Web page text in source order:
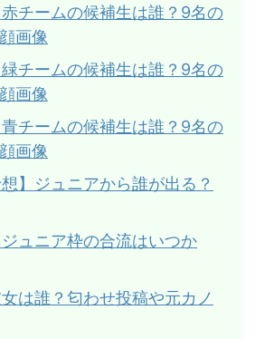
赤チームの候補生は誰？9名の
画像
緑チームの候補生は誰？9名の
画像
青チームの候補生は誰？9名の
画像
想】ジュニアから誰が出る？
ジュニア枠の合流はいつか
は誰？匂わせ投稿や元カノ